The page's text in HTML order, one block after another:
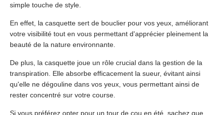
simple touche de style.
En effet, la casquette sert de bouclier pour vos yeux, améliorant
votre visibilité tout en vous permettant d'apprécier pleinement la
beauté de la nature environnante.
De plus, la casquette joue un rôle crucial dans la gestion de la
transpiration. Elle absorbe efficacement la sueur, évitant ainsi
qu'elle ne dégouline dans vos yeux, vous permettant ainsi de
rester concentré sur votre course.
Si vous préférez opter pour un tour de cou en été, sachez que